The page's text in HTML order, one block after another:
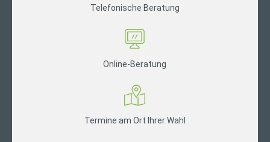
Telefonische Beratung
Online-Beratung
Termine am Ort Ihrer Wahl